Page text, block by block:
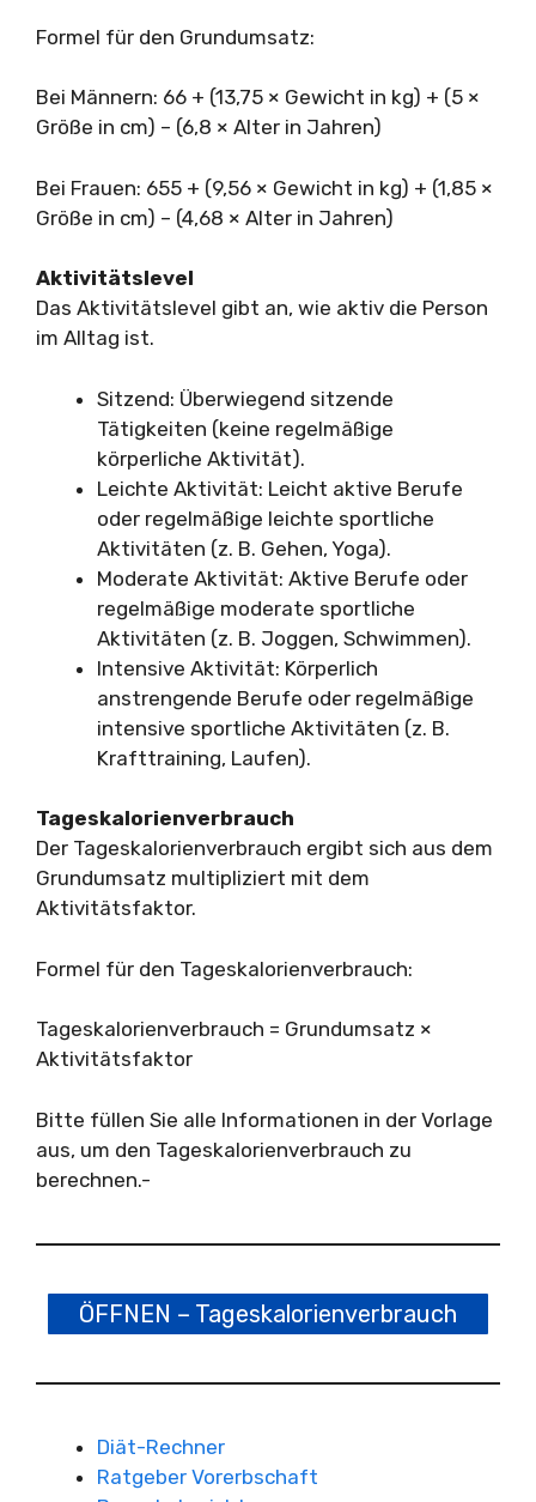
Formel für den Grundumsatz:
Bei Männern: 66 + (13,75 × Gewicht in kg) + (5 ×
Größe in cm) – (6,8 × Alter in Jahren)
Bei Frauen: 655 + (9,56 × Gewicht in kg) + (1,85 ×
Größe in cm) – (4,68 × Alter in Jahren)
Aktivitätslevel
Das Aktivitätslevel gibt an, wie aktiv die Person
im Alltag ist.
Sitzend: Überwiegend sitzende
Tätigkeiten (keine regelmäßige
körperliche Aktivität).
Leichte Aktivität: Leicht aktive Berufe
oder regelmäßige leichte sportliche
Aktivitäten (z. B. Gehen, Yoga).
Moderate Aktivität: Aktive Berufe oder
regelmäßige moderate sportliche
Aktivitäten (z. B. Joggen, Schwimmen).
Intensive Aktivität: Körperlich
anstrengende Berufe oder regelmäßige
intensive sportliche Aktivitäten (z. B.
Krafttraining, Laufen).
Tageskalorienverbrauch
Der Tageskalorienverbrauch ergibt sich aus dem
Grundumsatz multipliziert mit dem
Aktivitätsfaktor.
Formel für den Tageskalorienverbrauch:
Tageskalorienverbrauch = Grundumsatz ×
Aktivitätsfaktor
Bitte füllen Sie alle Informationen in der Vorlage
aus, um den Tageskalorienverbrauch zu
berechnen.-
ÖFFNEN – Tageskalorienverbrauch
Diät-Rechner
Ratgeber Vorerbschaft